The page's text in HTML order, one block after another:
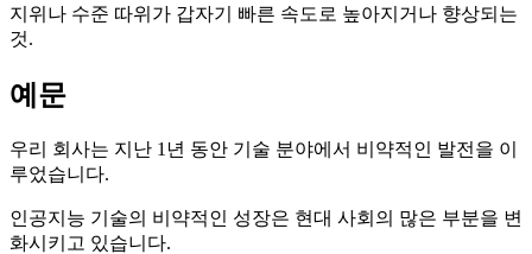
지위나 수준 따위가 갑자기 빠른 속도로 높아지거나 향상되는
것.
예문
우리 회사는 지난 1년 동안 기술 분야에서 비약적인 발전을 이
루었습니다.
인공지능 기술의 비약적인 성장은 현대 사회의 많은 부분을 변
화시키고 있습니다.